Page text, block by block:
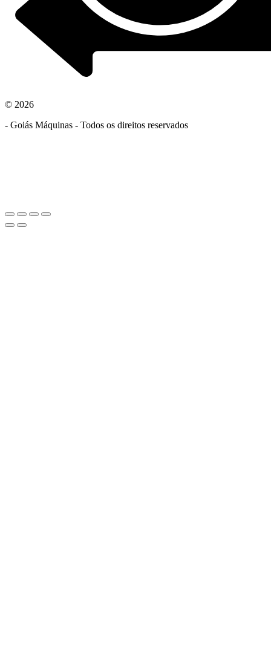
© 2026
- Goiás Máquinas - Todos os direitos reservados